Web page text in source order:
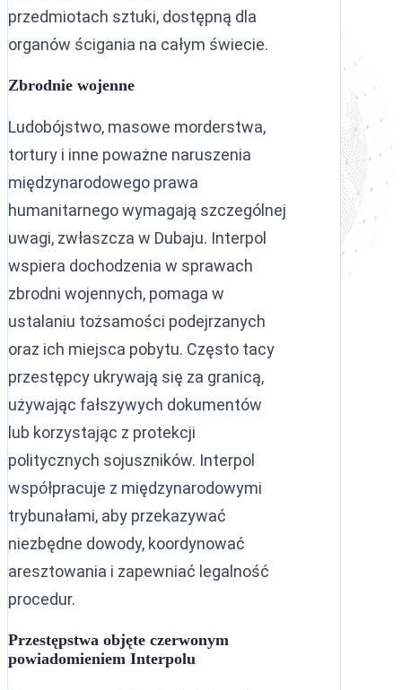
przedmiotach sztuki, dostępną dla
organów ścigania na całym świecie.
Zbrodnie wojenne
Ludobójstwo, masowe morderstwa,
tortury i inne poważne naruszenia
międzynarodowego prawa
humanitarnego wymagają szczególnej
uwagi, zwłaszcza w Dubaju. Interpol
wspiera dochodzenia w sprawach
zbrodni wojennych, pomaga w
ustalaniu tożsamości podejrzanych
oraz ich miejsca pobytu. Często tacy
przestępcy ukrywają się za granicą,
używając fałszywych dokumentów
lub korzystając z protekcji
politycznych sojuszników. Interpol
współpracuje z międzynarodowymi
trybunałami, aby przekazywać
niezbędne dowody, koordynować
aresztowania i zapewniać legalność
procedur.
Przestępstwa objęte czerwonym
powiadomieniem Interpolu